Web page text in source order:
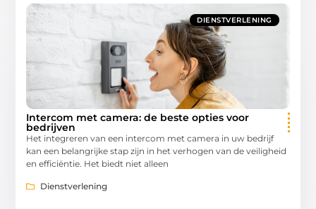
DIENSTVERLENING
Intercom met camera: de beste opties voor
bedrijven
Het integreren van een intercom met camera in uw bedrijf
kan een belangrijke stap zijn in het verhogen van de veiligheid
en efficiëntie. Het biedt niet alleen
Dienstverlening